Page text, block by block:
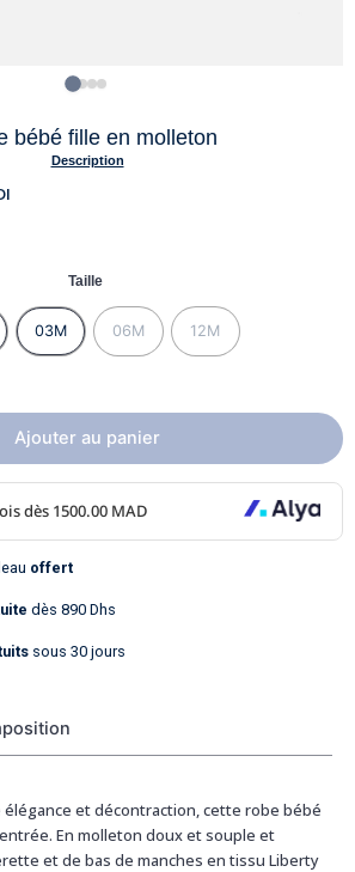
bébé fille en molleton
Description
Taille
03M 06M 12M
Ajouter au panier
offert
dès 890 Dhs
sous 30 jours
et décontraction, cette robe bébé
En molleton doux et souple et
et de bas de manches en tissu Liberty